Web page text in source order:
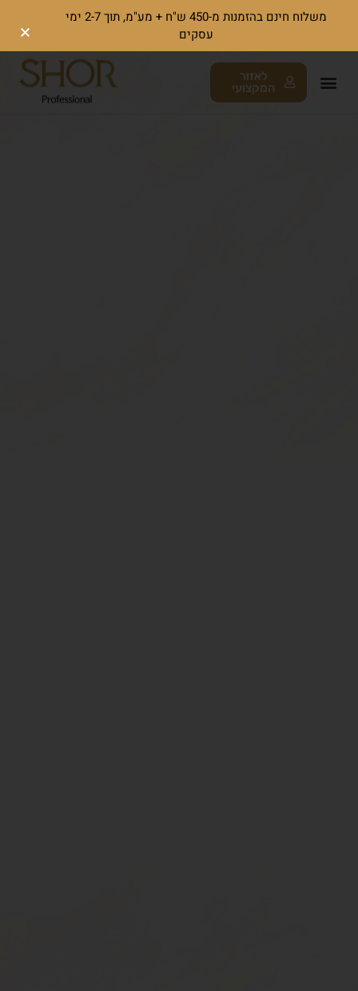
לאזור
המקצועי
משלוח חינם בהזמנות מ-450 ש"ח + מע"מ, תוך 2-7 ימי
עסקים